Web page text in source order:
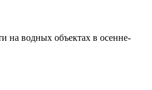
на водных объектах в осенне-